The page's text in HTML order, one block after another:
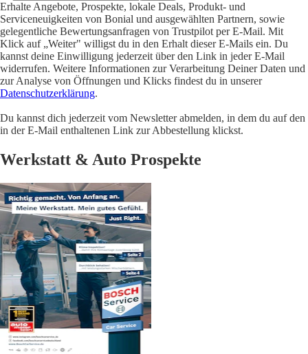
Erhalte Angebote, Prospekte, lokale Deals, Produkt- und
Serviceneuigkeiten von Bonial und ausgewählten Partnern, sowie
gelegentliche Bewertungsanfragen von Trustpilot per E-Mail. Mit
Klick auf „Weiter" willigst du in den Erhalt dieser E-Mails ein. Du
kannst deine Einwilligung jederzeit über den Link in jeder E-Mail
widerrufen. Weitere Informationen zur Verarbeitung Deiner Daten und
zur Analyse von Öffnungen und Klicks findest du in unserer
Datenschutzerklärung.
Du kannst dich jederzeit vom Newsletter abmelden, in dem du auf den
in der E-Mail enthaltenen Link zur Abbestellung klickst.
Werkstatt & Auto Prospekte